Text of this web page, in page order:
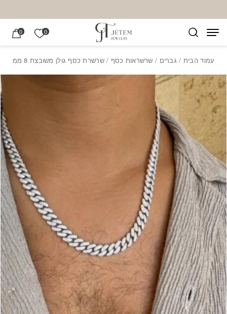
0 הרשימה
0
עמוד הבית / גברים / שרשראות כסף / שרשרת כסף גולן משובצת 8 ממ